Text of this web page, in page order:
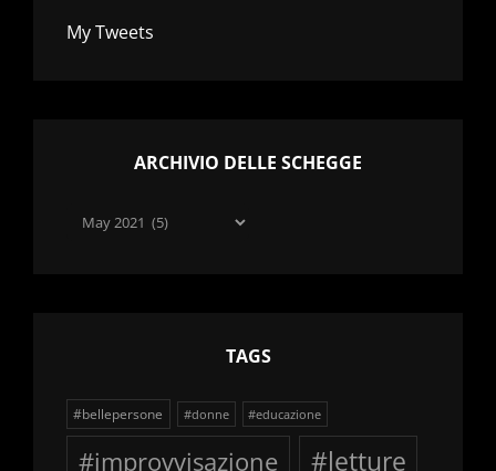
My Tweets
ARCHIVIO DELLE SCHEGGE
Archivio
TAGS
#bellepersone #donne #educazione
#improvvisazione
#letture